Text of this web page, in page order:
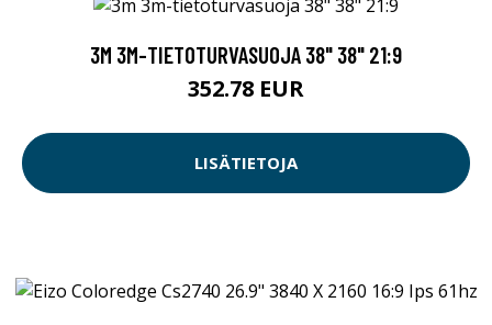
3M 3M-TIETOTURVASUOJA 38" 38" 21:9
352.78 EUR
LISÄTIETOJA